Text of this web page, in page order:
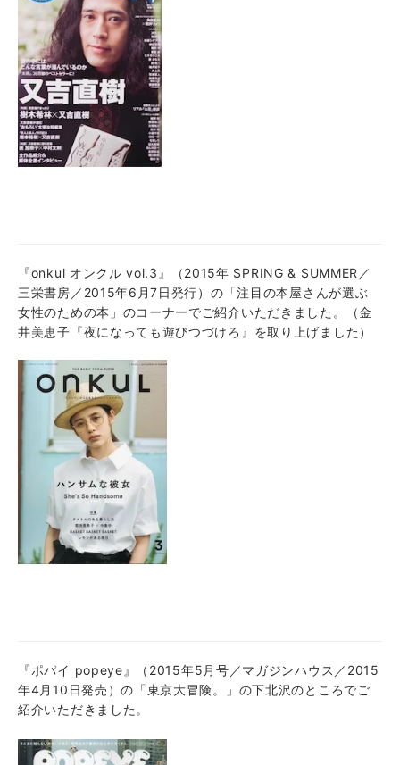
『onkul オンクル vol.3』（2015年 SPRING & SUMMER／
三栄書房／2015年6月7日発行）の「注目の本屋さんが選ぶ
女性のための本」のコーナーでご紹介いただきました。（金
井美恵子『夜になっても遊びつづけろ』を取り上げました）
『ポパイ popeye』（2015年5月号／マガジンハウス／2015
年4月10日発売）の「東京大冒険。」の下北沢のところでご
紹介いただきました。